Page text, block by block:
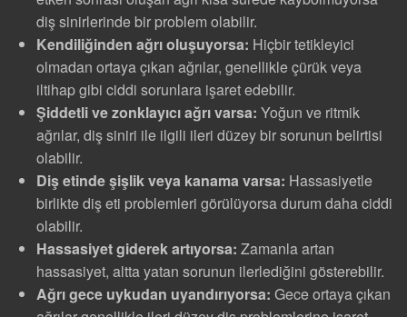
diş sinirlerinde bir problem olabilir.
Kendiliğinden ağrı oluşuyorsa: Hiçbir tetikleyici
olmadan ortaya çıkan ağrılar, genellikle çürük veya
iltihap gibi ciddi sorunlara işaret edebilir.
Şiddetli ve zonklayıcı ağrı varsa: Yoğun ve ritmik
ağrılar, diş siniri ile ilgili ileri düzey bir sorunun belirtisi
olabilir.
Diş etinde şişlik veya kanama varsa: Hassasiyetle
birlikte diş eti problemleri görülüyorsa durum daha ciddi
olabilir.
Hassasiyet giderek artıyorsa: Zamanla artan
hassasiyet, altta yatan sorunun ilerlediğini gösterebilir.
Ağrı gece uykudan uyandırıyorsa: Gece ortaya çıkan